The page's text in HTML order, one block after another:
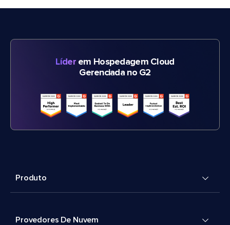
Líderem Hospedagem Cloud
Gerenciada no G2
Produto
Provedores De Nuvem